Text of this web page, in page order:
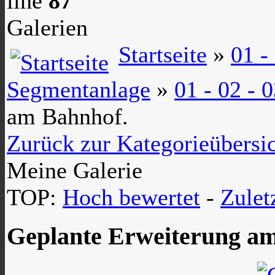
Galerien
Startseite » 01 -
Segmentanlage » 01 - 02 -
am Bahnhof.
Zurück zur
Meine Galerie
TOP: Hoch bewertet -
Geplante Erweiterung